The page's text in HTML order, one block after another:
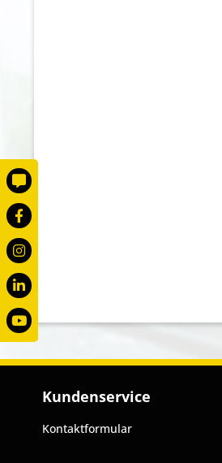
Kundenservice
Kontaktformular